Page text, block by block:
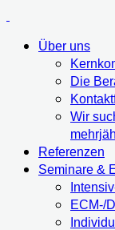
Über uns
Die
Wir
Referenzen
Seminare &
ECM-/